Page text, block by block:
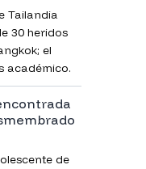
Tailandia
30 heridos
el
académico.
de